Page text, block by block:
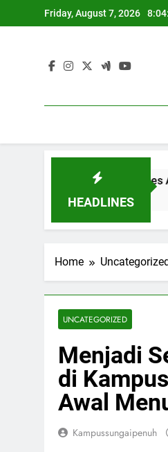
to
Friday, August 7, 2026
HEADLINES
Proses Akreditasi
Home
UNCATEGORIZED
Menjadi
di
Awal
Kampussungaipenuh